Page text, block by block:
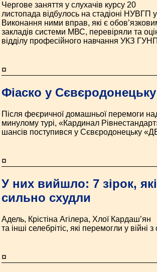
Чергове заняття у слухачів курсу 20
листопада відбулось на стадіоні НУВГП
Виконання ними вправ, які є
закладів системи МВС, перевіряли та
відділу професійного навчання УКЗ
¤
Фіаско у Сєвєродонецьку
Після феєричної домашньої перемоги
минулому турі, «Кардинал
шансів поступився у Сєвєродонецьку
¤
У них вийшло: 7 зірок, які
сильно схудли
Адель, Крістіна Агілера, Хлої Кардаш’ян
та інші селебрітіс, які перемогли у війні
¤